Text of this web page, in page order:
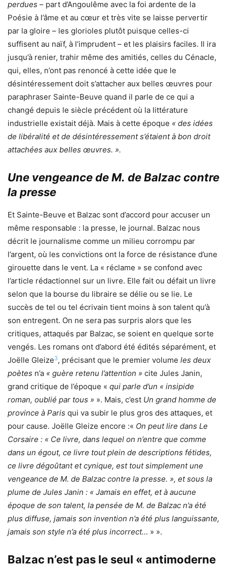
perdues – part d’Angoulême avec la foi ardente de la
Poésie à l’âme et au cœur et très vite se laisse pervertir
par la gloire – les glorioles plutôt puisque celles-ci
suffisent au naïf, à l’imprudent – et les plaisirs faciles. Il ira
jusqu’à renier, trahir même des amitiés, celles du Cénacle,
qui, elles, n’ont pas renoncé à cette idée que le
désintéressement doit s’attacher aux belles œuvres pour
paraphraser Sainte-Beuve quand il parle de ce qui a
changé depuis le siècle précédent où la littérature
industrielle existait déjà. Mais à cette époque « des idées
de libéralité et de désintéressement s’étaient à bon droit
attachées aux belles œuvres. ».
Une vengeance de M. de Balzac contre
la presse
Et Sainte-Beuve et Balzac sont d’accord pour accuser un
même responsable : la presse, le journal. Balzac nous
décrit le journalisme comme un milieu corrompu par
l’argent, où les convictions ont la force de résistance d’une
girouette dans le vent. La « réclame » se confond avec
l’article rédactionnel sur un livre. Elle fait ou défait un livre
selon que la bourse du libraire se délie ou se lie. Le
succès de tel ou tel écrivain tient moins à son talent qu’à
son entregent. On ne sera pas surpris alors que les
critiques, attaqués par Balzac, se soient en quelque sorte
vengés. Les romans ont d’abord été édités séparément, et
Joëlle Gleize3, précisant que le premier volume les deux
poètes n’a « guère retenu l’attention » cite Jules Janin,
grand critique de l’époque « qui parle d’un « insipide
roman, oublié par tous » ». Mais, c’est Un grand homme de
province à Paris qui va subir le plus gros des attaques, et
pour cause. Joëlle Gleize encore :« On peut lire dans Le
Corsaire : « Ce livre, dans lequel on n’entre que comme
dans un égout, ce livre tout plein de descriptions fétides,
ce livre dégoûtant et cynique, est tout simplement une
vengeance de M. de Balzac contre la presse. », et sous la
plume de Jules Janin : « Jamais en effet, et à aucune
époque de son talent, la pensée de M. de Balzac n’a été
plus diffuse, jamais son invention n’a été plus languissante,
jamais son style n’a été plus incorrect… » ».
Balzac n’est pas le seul « antimoderne